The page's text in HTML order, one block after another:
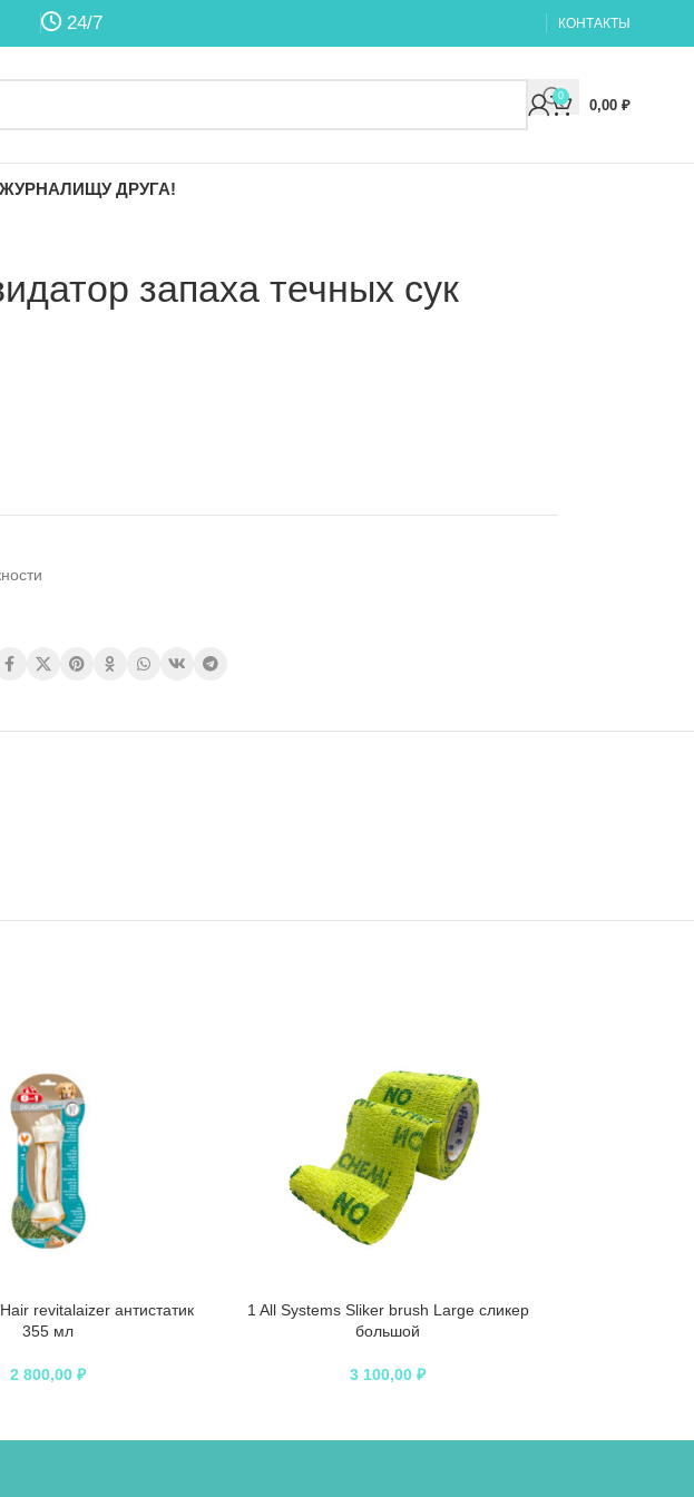
24/7 КОНТАКТЫ
0
0,00 ₽
ЖУРНАЛИЩУ ДРУГА!
запаха течных сук
revitalaizer антистатик
355 мл
2 800,00 ₽
1 All Systems Sliker brush Large сликер
большой
3 100,00₽